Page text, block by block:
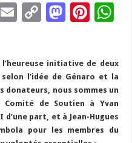
S
E
l
C
y
Li
n
k
M
d
o
n
Pi
es
t
p
p
l’heureuse initiative de deux
l’idée de Génaro et la
donateurs, nous sommes un
de Soutien à Yvan
d’une part, et à Jean-Hugues
pour les membres du